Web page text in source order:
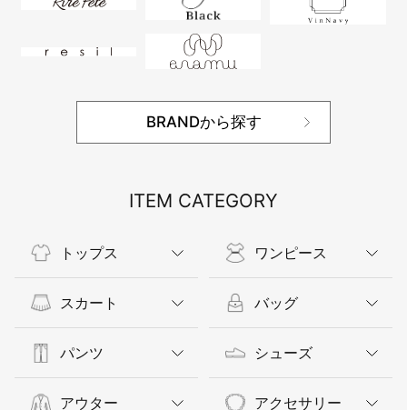
BRANDから探す
ITEM CATEGORY
トップス
スカート
パンツ
アウター
ワンピース
バッグ
シューズ
アクセサリー